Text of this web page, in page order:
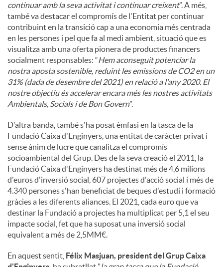
continuar amb la seva activitat i continuar creixent”. A més,
també va destacar el compromís de l'Entitat per continuar
contribuint en la transició cap a una economia més centrada
en les persones i pel que fa al medi ambient, situació que es
visualitza amb una oferta pionera de productes financers
socialment responsables: “Hem aconseguit potenciar la
nostra aposta sostenible, reduint les emissions de CO2 en un
31% (dada de desembre del 2021) en relació a l'any 2020. El
nostre objectiu és accelerar encara més les nostres activitats
Ambientals, Socials i de Bon Govern”.
D'altra banda, també s'ha posat èmfasi en la tasca de la
Fundació Caixa d'Enginyers, una entitat de caràcter privat i
sense ànim de lucre que canalitza el compromís
socioambiental del Grup. Des de la seva creació el 2011, la
Fundació Caixa d'Enginyers ha destinat més de 4,6 milions
d'euros d'inversió social, 607 projectes d'acció social i més de
4.340 persones s'han beneficiat de beques d'estudi i formació
gràcies a les diferents aliances. El 2021, cada euro que va
destinar la Fundació a projectes ha multiplicat per 5,1 el seu
impacte social, fet que ha suposat una inversió social
equivalent a més de 2,5MM€.
En aquest sentit, Félix Masjuan, president del Grup Caixa